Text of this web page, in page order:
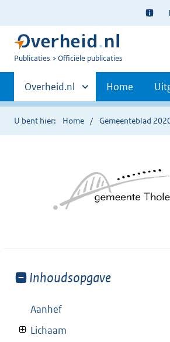
Ter
U
Publicaties Officiële publicaties
Primaire
navigatie
Andere
sites
binnen
Overheid.nl Home
U bent hier: Home Gemeenteblad
Toon
van:
Inhoudsopgave
Aanhef
Lichaam